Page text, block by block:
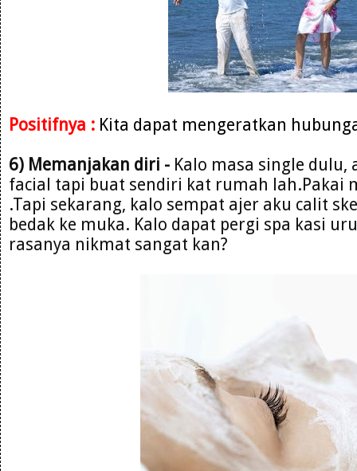
Positifnya : Kita dapat mengeratkan
6) Memanjakan diri - Kalo masa single
facial tapi buat sendiri kat rumah lah.Pakai
.Tapi sekarang, kalo sempat ajer aku calit
bedak ke muka. Kalo dapat pergi spa kasi
rasanya nikmat sangat kan?